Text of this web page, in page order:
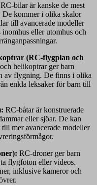
RC-bilar är kanske de mest
De kommer i olika skalor
till avancerade modeller
eller utomhus och
(RC-flygplan och
helikoptrar ger barn
av flygning. De finns i olika
enkla leksaker för barn till
RC-båtar är konstruerade
eller sjöar. De kan
mer avancerade modeller
RC-droner ger barn
flygfoton eller videos.
inklusive kameror och